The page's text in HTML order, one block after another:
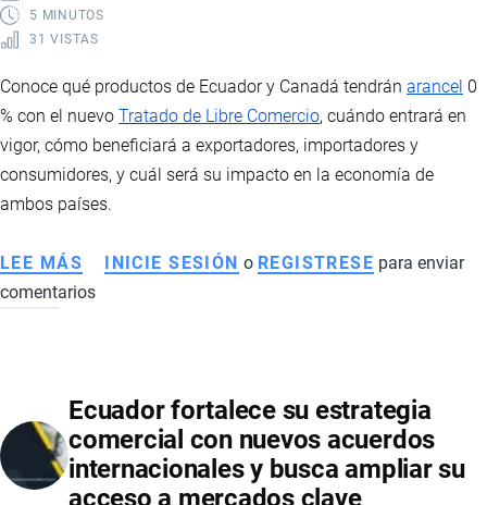
CON
COMERCIO,
COOPERACIÓN
MINERALES
5 MINUTOS
31 VISTAS
Conoce qué productos de Ecuador y Canadá tendrán arancel 0
% con el nuevo Tratado de Libre Comercio, cuándo entrará en
vigor, cómo beneficiará a exportadores, importadores y
consumidores, y cuál será su impacto en la economía de
ambos países.
LEE MÁS SOBRE
TLC
CANADÁ:
ESTOS
SON
LOS
INICIE SESIÓN o REGISTRESE para enviar
comentarios
Ecuador fortalece su estrategia
comercial con nuevos acuerdos
internacionales y busca ampliar su